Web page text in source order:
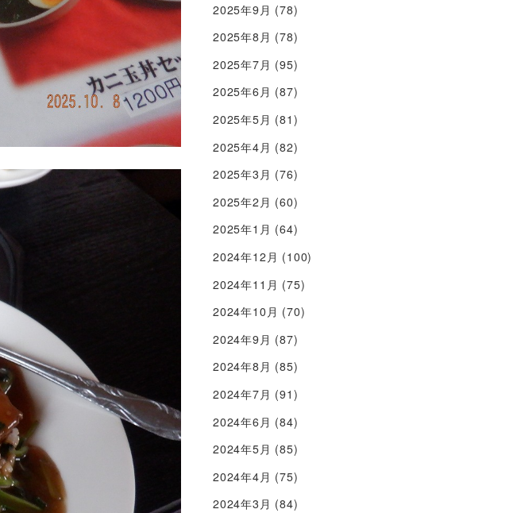
2025年9月 (78)
2025年8月 (78)
2025年7月 (95)
2025年6月 (87)
2025年5月 (81)
2025年4月 (82)
2025年3月 (76)
2025年2月 (60)
2025年1月 (64)
2024年12月 (100)
2024年11月 (75)
2024年10月 (70)
2024年9月 (87)
2024年8月 (85)
2024年7月 (91)
2024年6月 (84)
2024年5月 (85)
2024年4月 (75)
2024年3月 (84)